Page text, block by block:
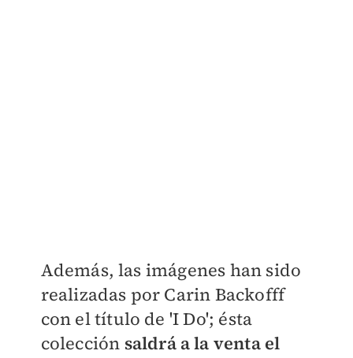
Además, las imágenes han sido
realizadas por Carin Backofff
con el título de 'I Do'; ésta
colección saldrá a la venta el